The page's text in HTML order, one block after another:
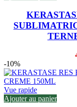
-10%
Vue rapide
Ajouter au panier